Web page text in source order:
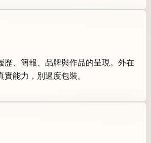
歷、簡報、品牌與作品的呈現。外在
能力，別過度包裝。